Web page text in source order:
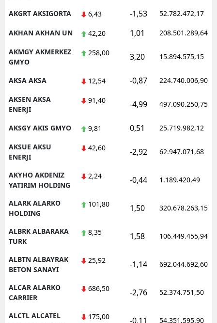
AKGRT AKSIGORTA 6,43 -1,53 52.782.472,17
AKHAN AKHAN UN 42,20 1,01 208.501.289,64
AKMGY AKMERKEZ
GMYO
258,00 3,20 15.894.575,15
AKSA AKSA 12,54 -0,87 224.740.006,90
AKSEN AKSA
ENERJI
91,40 -4,99 497.090.250,75
AKSGY AKIS GMYO 9,81 0,51 25.719.982,12
AKSUE AKSU
ENERJI
42,60 -2,92 62.947.071,68
AKYHO AKDENIZ
YATIRIM HOLDING
2,24 -0,44 1.189.420,49
ALARK ALARKO
HOLDING
101,80 1,50 320.678.263,15
ALBRK ALBARAKA
TURK
8,35 1,58 106.449.455,94
ALBTN ALBAYRAK
BETON SANAYI
25,92 -1,14 692.044.692,60
ALCAR ALARKO
CARRIER
686,50 -2,76 52.374.751,50
ALCTL ALCATEL
175,00 -0,11 54.351.595,90